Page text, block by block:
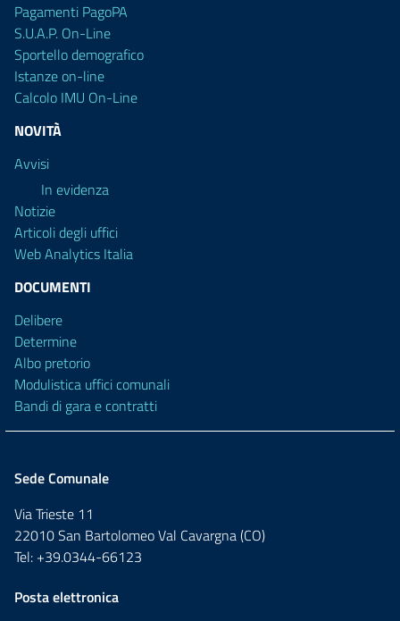
Pagamenti PagoPA
S.U.A.P. On-Line
Sportello demografico
Istanze on-line
Calcolo IMU On-Line
NOVITÀ
Avvisi
In evidenza
Notizie
Articoli degli uffici
Web Analytics Italia
DOCUMENTI
Delibere
Determine
Albo pretorio
Modulistica uffici comunali
Bandi di gara e contratti
Sede Comunale
Via Trieste 11
22010 San Bartolomeo Val Cavargna (CO)
Tel: +39.0344-66123
Posta elettronica